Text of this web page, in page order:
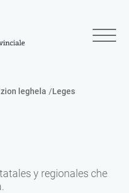
leghela Leges
y regionales che